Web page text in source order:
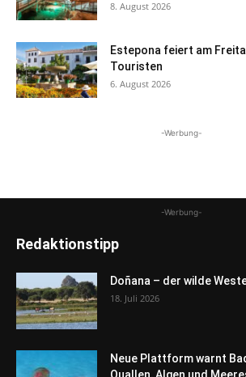
8. August 2026
Estepona feiert am
Touristen
6. August 2026
-Werbung-
-Werbung-
Redaktionstipp
Doñana – der wilde
18. Juli 2026
Neue Plattform warnt